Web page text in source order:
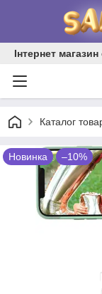
Інтернет
Каталог
Новинка –10%